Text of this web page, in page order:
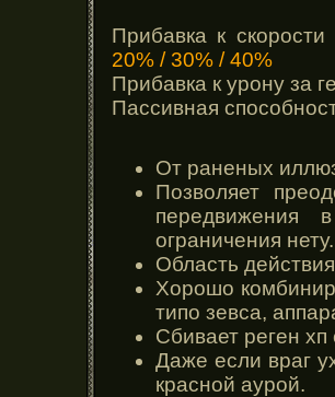
Прибавка к
20% / 30% / 40%
Прибавка к урону за
Пассивная
От раненых
Позволяет
ограничения нету.
Область
Хорошо
типо зевса,
Сбивает реген хп
Даже если враг
красной аурой.